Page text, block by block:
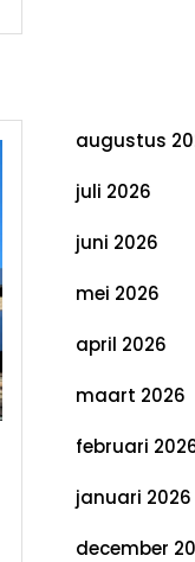
augustus
juli 2026
juni 2026
mei 2026
april 2026
maart 2026
februari
januari 2026
december